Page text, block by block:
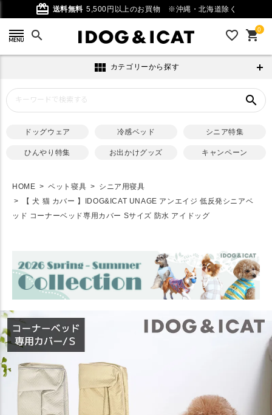
card_giftcard 送料無料 5,500円以上のお買物 ※沖縄・北海道除く
search favorite_outline 0
shopping_cart
view_module カテゴリーから探す
search
ドッグウェア 冷感ベッド シニア特集
ひんやり特集 お出かけグッズ キャンペーン
HOME ペット寝具
シニア用寝具
【 犬 猫 カバー 】IDOG&ICAT UNAGE アンエイジ 低反発シニアベ
ッド コーナーベッド専用カバー Sサイズ 防水 アイドッグ